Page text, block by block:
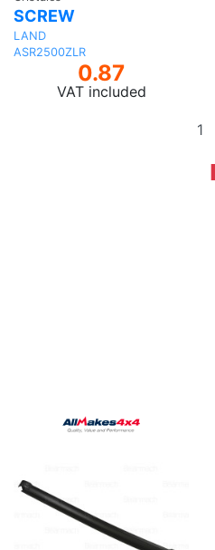
SCREW
LAND
ASR2500ZLR
0.87
VAT included